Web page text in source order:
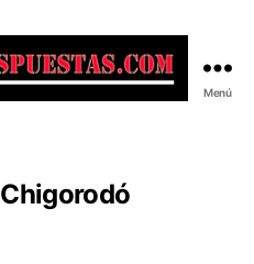
Menú
Chigorodó